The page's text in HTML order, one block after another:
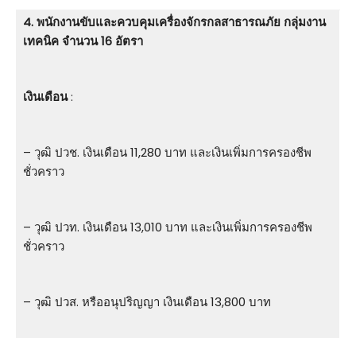
4. พนักงานขับและควบคุมเครื่องจักรกลสาธารณภัย กลุ่มงาน
เทคนิค จำนวน 16 อัตรา
เงินเดือน:
– วุฒิ ปวช. เงินเดือน 11,280 บาท และเงินเพิ่มการครองชีพ
ชั่วคราว
– วุฒิ ปวท. เงินเดือน 13,010 บาท และเงินเพิ่มการครองชีพ
ชั่วคราว
– วุฒิ ปวส. หรืออนุปริญญา เงินเดือน 13,800 บาท